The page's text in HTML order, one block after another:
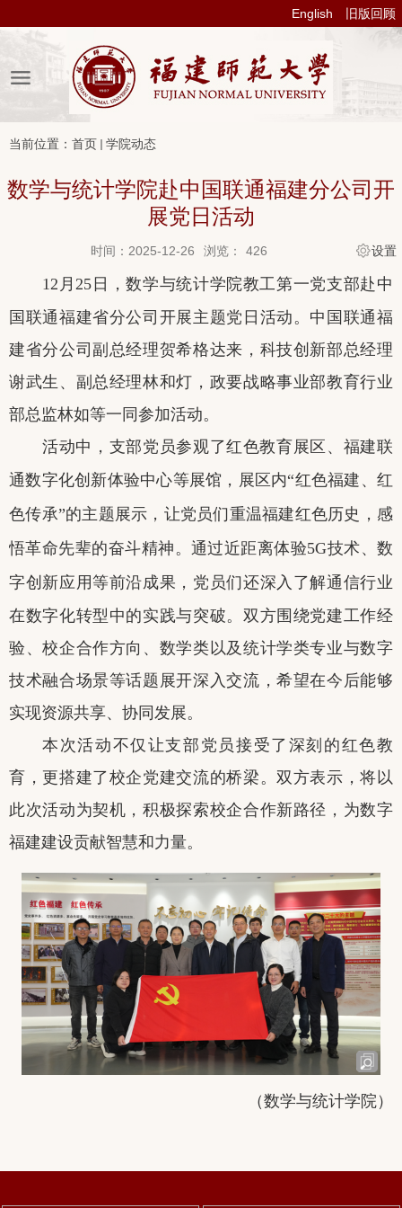
English 旧版回顾
当前位置： 首页 学院动态
数学与统计学院赴中国联通福建分公司开
展党日活动
时间：2025-12-26 浏览： 426 设置
12 月25 日，数学与统计学院教工第一党支部赴 中
国联通福建省分公司开展主题党日活动。中国联通福
建省分公司副总经理贺希格达来 ， 科技创新部总经理
谢武生、副总经理林和灯 ， 政要战略事业部教育行业
部总监林如等一同参加活动。
活动中，支部党员参观了红色教育展区 、 福建联
通数字化创新体验中心等展馆 ，展区内“红色福建、红
色传承”的主题展示，让党员们重温福建红色历史，感
悟革命先辈的奋斗精神。通过近距离体验5G技术、数
字创新应用等前沿成果， 党员们还深入了解通信行业
在数字化转型中的实践与突破。双方围绕党建工作经
验、校企合作方向、数学类以及统计学类专业与数字
技术融合场景等话题展开深入交流，希望在今后能够
实现资源共享、协同发展。
本次活动不仅让支部党员接受了深刻的红色教
育，更搭建了校企党建交流的桥梁。双方表示，将以
此次活动为契机，积极探索校企合作新路径，为数字
福建建设贡献智慧和力量。
（数学与统计学院）